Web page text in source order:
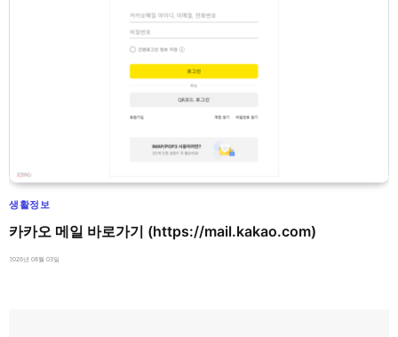
생활정보
카카오 메일 바로가기 (https://mail.kakao.com)
2026년 08월 03일